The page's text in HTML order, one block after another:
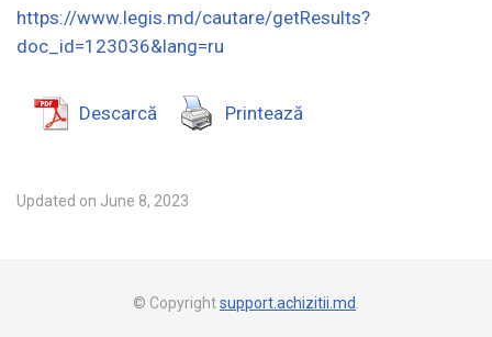
https://www.legis.md/cautare/getResults?
doc_id=123036&lang=ru
Descarcă Printează
Updated on June 8, 2023
© Copyrightsupport.achizitii.md